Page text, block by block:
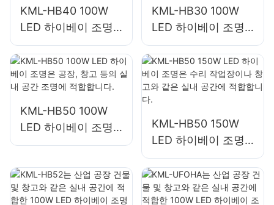
KML-HB40 100W
LED 하이베이 조명
은 공장, 창고 등의
실내 공간 조명에 적
합합니다.
KML-HB30 100W
LED 하이베이 조명
은 공장, 창고 등의
실내 공간 조명에 적
합합니다.
KML-HB50 100W
LED 하이베이 조명
은 공장, 창고 등의
합합니다.
KML-HB50 150W
LED 하이베이 조명
은 수리 작업장이나
창고와 같은 실내 공
간에 적합합니다.